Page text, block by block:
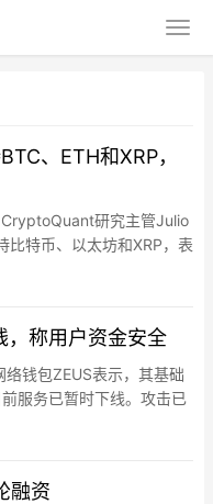
、ETH和XRP，
研究主管Julio
比特币、以太坊和XRP，表
底部，价格仍可能进一步
已实现价格时，大户正在
，称用户资金安全
钱包ZEUS表示，其基础
服务已暂时下线。攻击已
恢复服务前保持谨慎。用
被关闭的客户将在服务恢
执行环境和Valida…
融资